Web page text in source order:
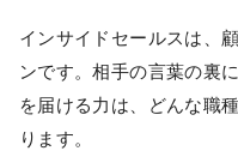
インサイドセールスは、
ンです。相手の言葉の裏
を届ける力は、どんな職
ります。